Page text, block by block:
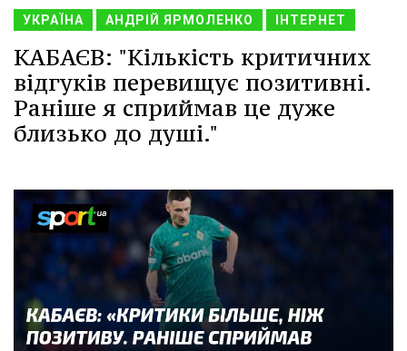
УКРАЇНА АНДРІЙ ЯРМОЛЕНКО ІНТЕРНЕТ
КАБАЄВ: "Кількість критичних
відгуків перевищує позитивні.
Раніше я сприймав це дуже
близько до душі."